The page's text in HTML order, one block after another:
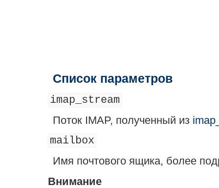
Список параметров
imap_stream
Поток IMAP, полученный из
mailbox
Имя почтового ящика, более
Внимание